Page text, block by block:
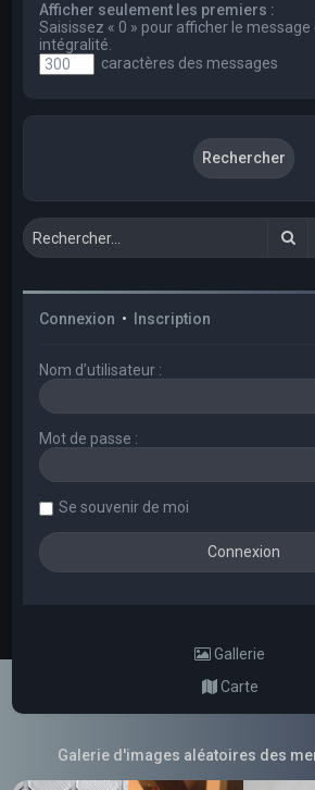
Afficher seulement les premiers :
Saisissez « 0 » pour afficher le message
intégralité.
caractères des messages
Connexion • Inscription
Nom d’utilisateur :
Mot de passe :
Se souvenir de moi
Gallerie
Carte
Galerie d'images aléatoires des